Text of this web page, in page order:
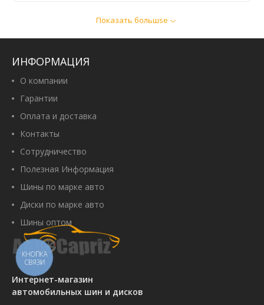
Артикул:00056291
R15C 112/110R
Артикул:
Показать большsе
Интернет-магазин
автомобильных шин и дисков
ИНФОРМАЦИЯ
О компании
Гарантии
Оплата и доставка
Контакты
Сотрудничество
Полезная Информация
Шины по марке авто
Диски по марке авто
Шины оптом
КНОПКА
СВЯЗИ